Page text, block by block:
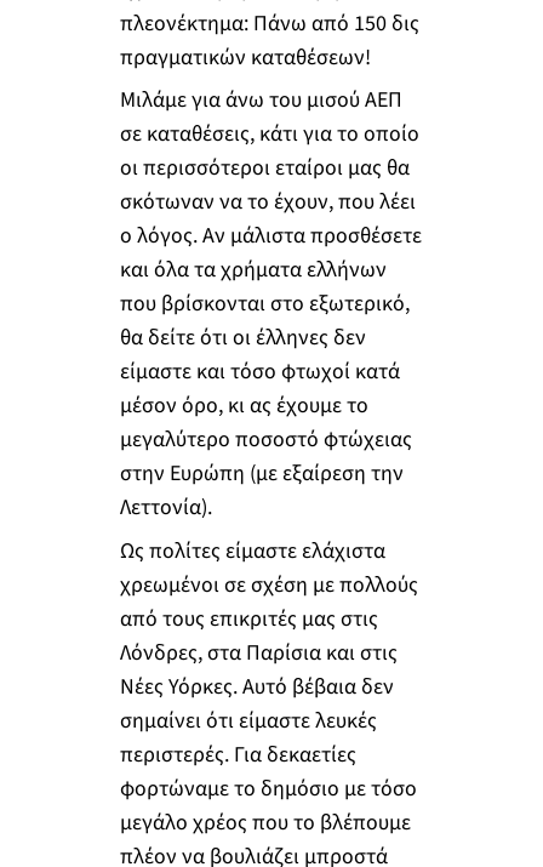
πλεονέκτημα: Πάνω από 150 δις
πραγματικών καταθέσεων!
Μιλάμε για άνω του μισού ΑΕΠ
σε καταθέσεις, κάτι για το οποίο
οι περισσότεροι εταίροι μας θα
σκότωναν να το έχουν, που λέει
ο λόγος. Αν μάλιστα προσθέσετε
και όλα τα χρήματα ελλήνων
που βρίσκονται στο εξωτερικό,
θα δείτε ότι οι έλληνες δεν
είμαστε και τόσο φτωχοί κατά
μέσον όρο, κι ας έχουμε το
μεγαλύτερο ποσοστό φτώχειας
στην Ευρώπη (με εξαίρεση την
Λεττονία).
Ως πολίτες είμαστε ελάχιστα
χρεωμένοι σε σχέση με πολλούς
από τους επικριτές μας στις
Λόνδρες, στα Παρίσια και στις
Νέες Υόρκες. Αυτό βέβαια δεν
σημαίνει ότι είμαστε λευκές
περιστερές. Για δεκαετίες
φορτώναμε το δημόσιο με τόσο
μεγάλο χρέος που το βλέπουμε
πλέον να βουλιάζει μπροστά